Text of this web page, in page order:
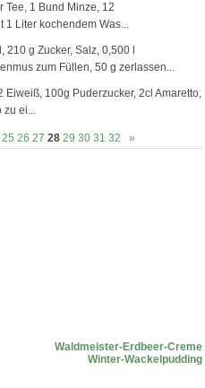
Tee, 1 Bund Minze, 12
1 Liter kochendem Was...
g Zucker, Salz, 0,500 l
zum Füllen, 50 g zerlassen...
100g Puderzucker, 2cl Amaretto,
zu ei...
25 26 27 28 29 30 31 32 »
Waldmeister-Erdbeer-Creme
Winter-Wackelpudding